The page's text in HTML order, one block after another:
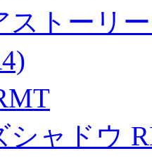
ストーリ
シャドウ